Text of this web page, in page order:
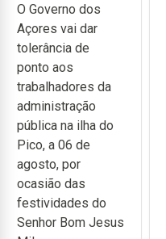
O Governo dos
Açores vai dar
tolerância de
ponto aos
trabalhadores da
administração
pública na ilha do
Pico, a 06 de
agosto, por
ocasião das
festividades do
Senhor Bom Jesus